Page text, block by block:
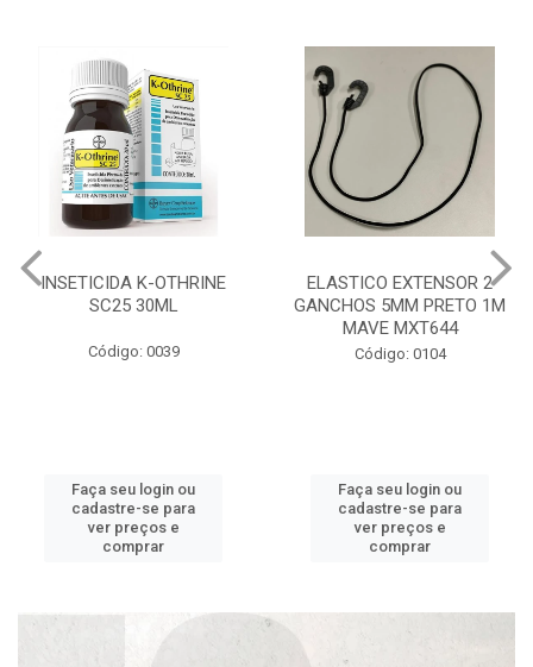
INSETICIDA K-OTHRINE
SC25 30ML
Código: 0039
Faça seu login ou
cadastre-se para
ver preços e
comprar
ELASTICO EXTENSOR 2
GANCHOS 5MM PRETO 1M
MAVE MXT644
Código: 0104
Faça seu login ou
cadastre-se para
ver preços e
comprar